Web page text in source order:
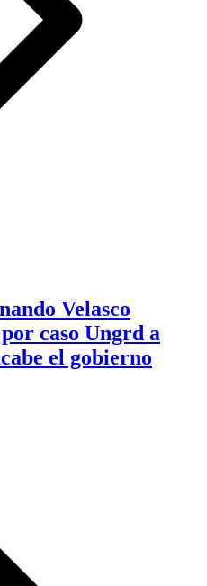
Velasco
caso Ungrd a
el gobierno